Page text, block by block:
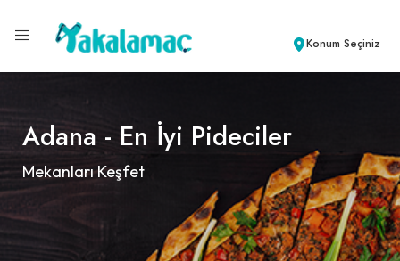
Konum Seçiniz
Adana - En İyi Pideciler
Mekanları Keşfet